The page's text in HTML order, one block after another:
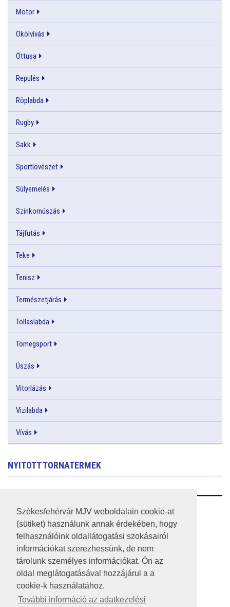
Székesfehérvár MJV weboldalain cookie-at
(sütiket) használunk annak érdekében, hogy
felhasználóink oldallátogatási szokásairól
információkat szerezhessünk, de nem
tárolunk személyes információkat. Ön az
oldal meglátogatásával hozzájárul a a
cookie-k használatához.
További információ az adatkezelési
Motor
Ökölvívás
Öttusa
Repülés
Röplabda
Rugby
Sakk
Sportlövészet
Súlyemelés
Szinkornúszás
Tájfutás
Teke
Tenisz
Természetjárás
Tollaslabda
Tömegsport
Úszás
Vitorlázás
Vizilabda
Vívás
NYITOTT TORNATERMEK
RSS
A HONLAP 2017.03.31-I ÁLLAPOTA
JOGI NYILATKOZAT
IMPRESSZUM